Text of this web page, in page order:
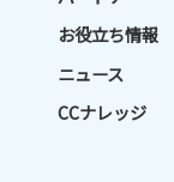
お役立ち情報
ニュース
CCナレッジ